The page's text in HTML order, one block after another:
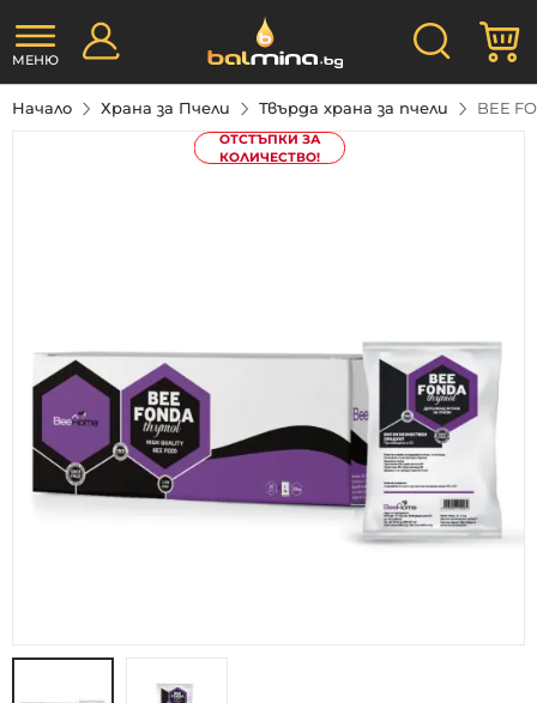
към
съдържанието
Търсене
МЕНЮ
Начало Храна за Пчели Твърда храна за пчели BEE
ОТСТЪПКИ ЗА
КОЛИЧЕСТВО!